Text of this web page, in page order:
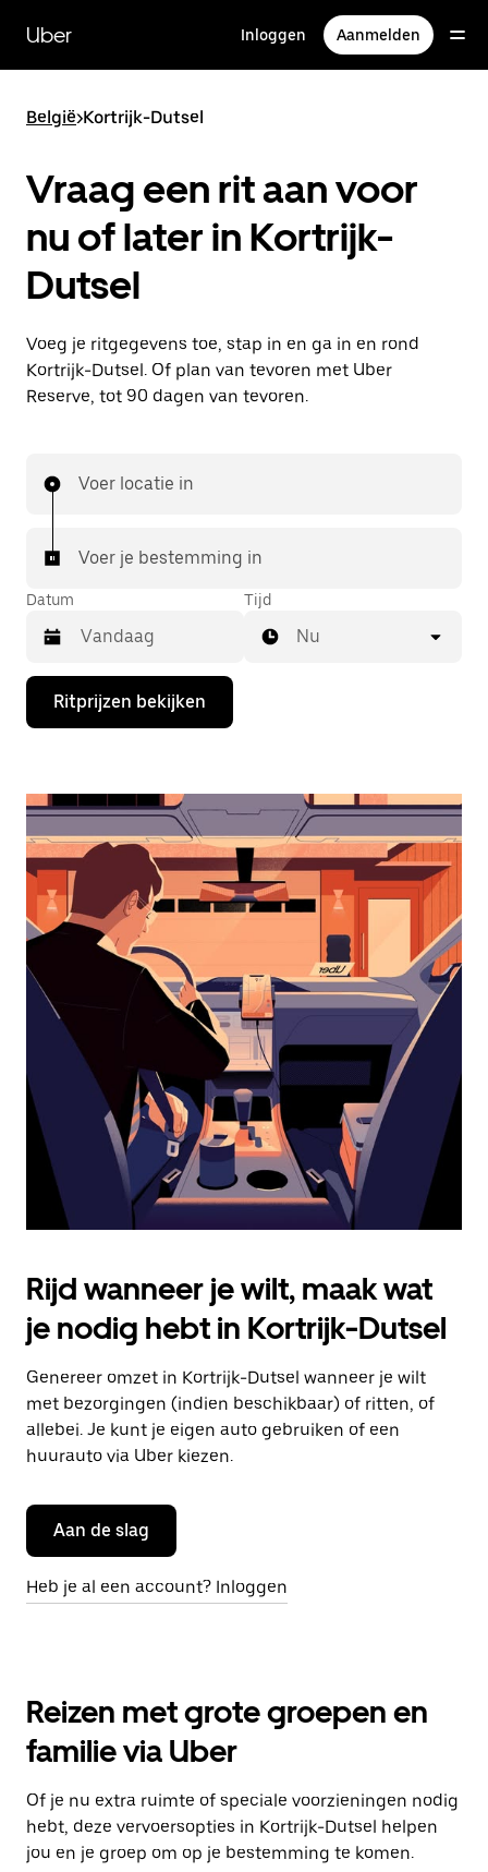
naar
hoofdinhoud
Uber Inloggen Aanmelden
België>Kortrijk-Dutsel
Vraag een rit aan voor
nu of later in Kortrijk-
Dutsel
Voeg je ritgegevens toe, stap in en ga in en rond
Kortrijk-Dutsel. Of plan van tevoren met Uber
Reserve, tot 90 dagen van tevoren.
Voer locatie in
Voer je bestemming in
Datum
Druk
de
de
te
openen
een
datum
te
selecteren.
Druk
Escape
agenda
te
sluiten.
Tijd
Nu
Ritprijzen bekijken
Rijd wanneer je wilt, maak wat
je nodig hebt in Kortrijk-Dutsel
Genereer omzet in Kortrijk-Dutsel wanneer je wilt
met bezorgingen (indien beschikbaar) of ritten, of
allebei. Je kunt je eigen auto gebruiken of een
huurauto via Uber kiezen.
Aan de slag
Heb je al een account? Inloggen
Reizen met grote groepen en
familie via Uber
Of je nu extra ruimte of speciale voorzieningen nodig
hebt, deze vervoersopties in Kortrijk-Dutsel helpen
jou en je groep om op je bestemming te komen.